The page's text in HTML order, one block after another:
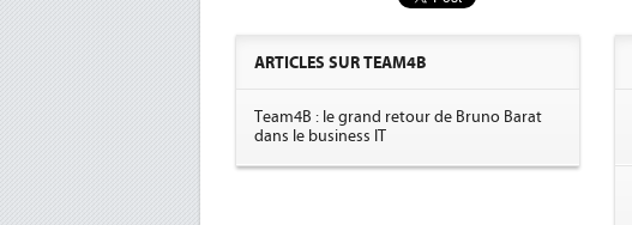
ARTICLES SUR TEAM4B
Team4B : le grand retour de Bruno Barat
dans le business IT